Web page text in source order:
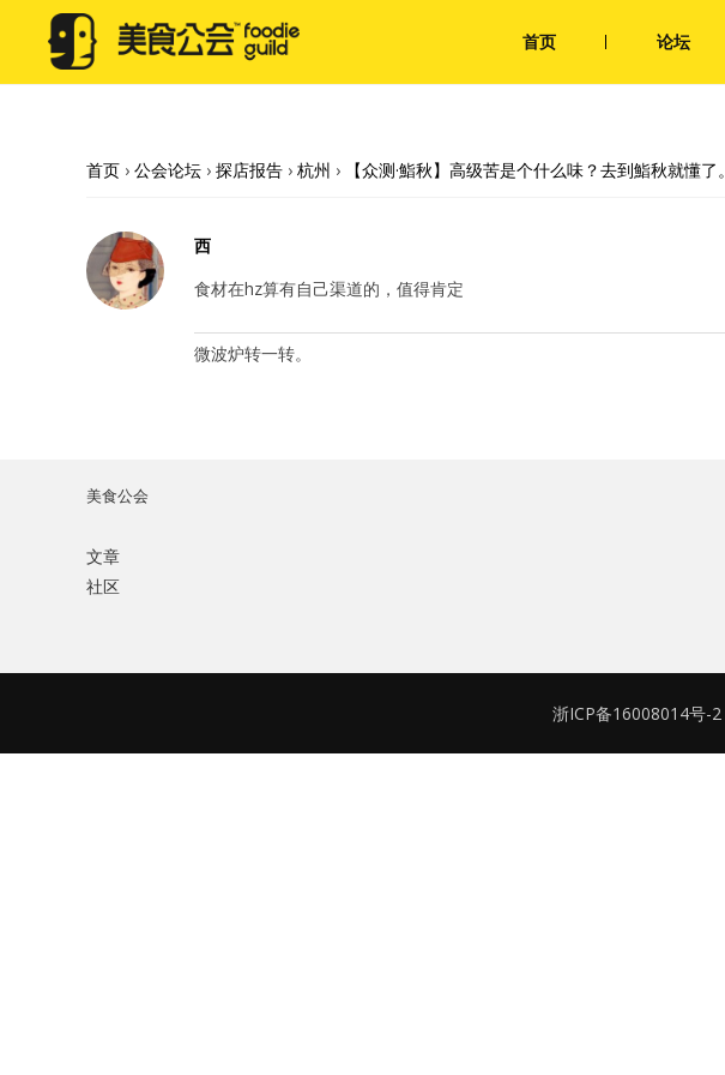
首页 论坛
首页 › 公会论坛 › 探店报告 › 杭州 › 【众测·鮨秋】高级苦是个什么味？去到鮨秋就懂了。
西
食材在hz算有自己渠道的，值得肯定
微波炉转一转。
美食公会
文章
社区
浙ICP备16008014号-2